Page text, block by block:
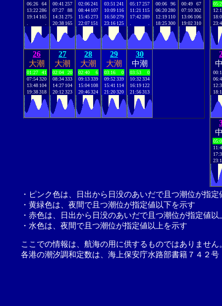
06:26
64
13:22286
19:14 165
00:41 257
07:27
88
14:31 275
20:38 165
02:06241
08:44 107
15:45273
22:07 151
03:51 241
10:09 116
16:50279
23:16 125
05:17257
11:21 115
17:42289
00:06
96
06:20280
12:19 110
18:25300
00:49
67
07:10302
13:06 106
19:02310
26
大潮
01:27
41
07:54320
13:48 104
19:38318
27
大潮
02:04
20
08:34333
14:27 104
20:12323
28
大潮
02:40
6
09:13339
15:04 108
20:46324
29
大潮
03:16
0
09:52339
15:41 114
21:20320
30
中潮
03:53
0
10:32334
16:19 122
21:56313
・ピンク色は、日出から日没のあいだで且つ潮位が指
・黄緑色は、夜間で且つ潮位が指定値以下を示す
・赤色は、日出から日没のあいだで且つ潮位が指定値以
・水色は、夜間で且つ潮位が指定値以上を示す
ここでの情報は、航海の用に供するものではありませ
各港の潮汐調和定数は、海上保安庁水路部書籍７４２